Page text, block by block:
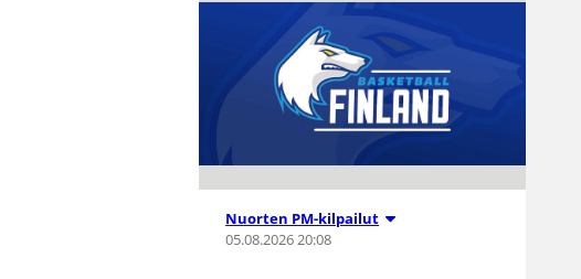
Nuorten PM-kilpailut
05.08.2026 20:08